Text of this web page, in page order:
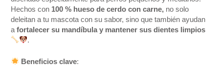
Hechos con 100 % hueso de cerdo con carne, no solo
deleitan a tu mascota con su sabor, sino que también ayudan
afortalecer su mandíbula y mantener sus dientes limpios
.
Beneficios clave: